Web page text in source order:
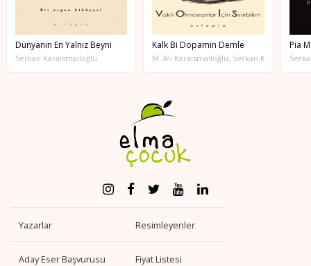
Dünyanın En Yalnız Beyni
Serkan Karaismailoğlu
Kalk Bi Dopamin Demle
M. Ali Karaismailoğlu, Serkan
Pia
Yazarlar Resimleyenler
Aday Eser Başvurusu Fiyat Listesi